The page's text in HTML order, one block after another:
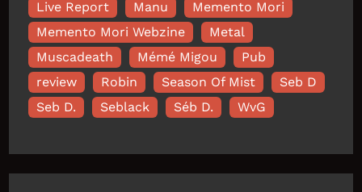
Live Report
Manu
Memento Mori
Memento Mori Webzine
Metal
Muscadeath
Mémé Migou
Pub
review
Robin Season Of Mist
Seb D
Seb D.
Seblack Séb D. WvG